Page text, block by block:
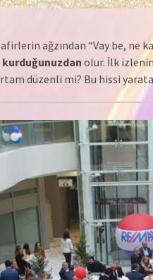
ağzından “Vay be, ne
kurduğunuzdan olur. İlk
düzenli mi? Bu hissi